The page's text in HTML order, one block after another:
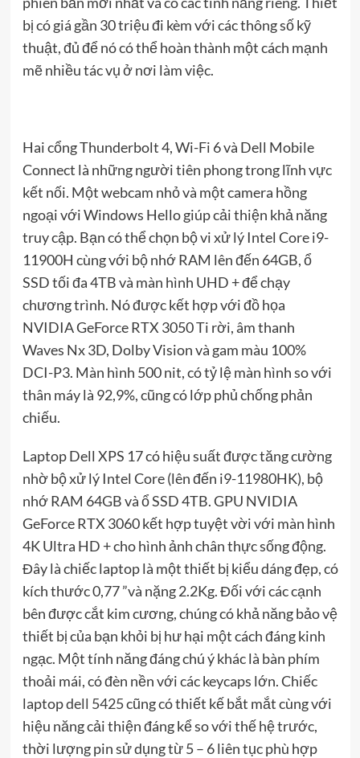
bị có giá gần 30 triệu đi kèm với các thông số kỹ
thuật, đủ để nó có thể hoàn thành một cách mạnh
mẽ nhiều tác vụ ở nơi làm việc.
Hai cổng Thunderbolt 4, Wi-Fi 6 và Dell Mobile
Connect là những người tiên phong trong lĩnh vực
kết nối. Một webcam nhỏ và một camera hồng
ngoại với Windows Hello giúp cải thiện khả năng
truy cập. Bạn có thể chọn bộ vi xử lý Intel Core i9-
11900H cùng với bộ nhớ RAM lên đến 64GB, ổ
SSD tối đa 4TB và màn hình UHD + để chạy
chương trình. Nó được kết hợp với đồ họa
NVIDIA GeForce RTX 3050 Ti rời, âm thanh
Waves Nx 3D, Dolby Vision và gam màu 100%
DCI-P3. Màn hình 500 nit, có tỷ lệ màn hình so với
thân máy là 92,9%, cũng có lớp phủ chống phản
chiếu.
Laptop Dell XPS 17 có hiệu suất được tăng cường
nhờ bộ xử lý Intel Core (lên đến i9-11980HK), bộ
nhớ RAM 64GB và ổ SSD 4TB. GPU NVIDIA
GeForce RTX 3060 kết hợp tuyệt vời với màn hình
4K Ultra HD + cho hình ảnh chân thực sống động.
Đây là chiếc laptop là một thiết bị kiểu dáng đẹp, có
kích thước 0,77 ”và nặng 2.2Kg. Đối với các cạnh
bên được cắt kim cương, chúng có khả năng bảo vệ
thiết bị của bạn khỏi bị hư hại một cách đáng kinh
ngạc. Một tính năng đáng chú ý khác là bàn phím
thoải mái, có đèn nền với các keycaps lớn. Chiếc
laptopdell 5425cũng có thiết kế bắt mắt cùng với
hiệu năng cải thiện đáng kể so với thế hệ trước,
thời lượng pin sử dụng từ 5 – 6 liên tục phù hợp